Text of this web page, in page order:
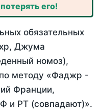
его!
обязательных
Джума
номоз),
методу «Фаджр -
Франции,
и РТ (совпадают)».